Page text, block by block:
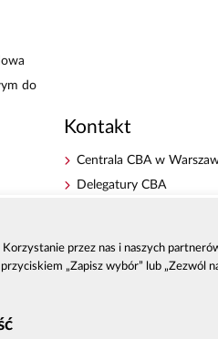
do
Kontakt
Centrala CBA w
Delegatury CBA
Sygnaliści - zgłoszenia
zewnętrzne
przez nas i naszych
„Zapisz wybór” lub „Zezwól